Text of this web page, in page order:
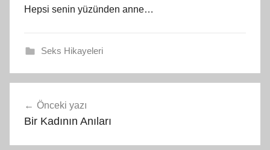
Hepsi senin yüzünden anne…
Seks Hikayeleri
gezinmesi
Önceki yazı
Bir Kadının Anıları